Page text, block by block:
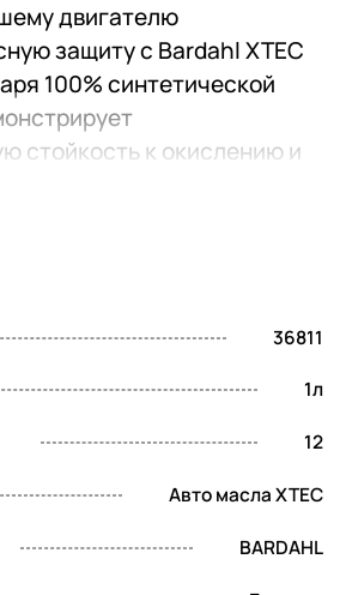
двигателю
защиту с Bardahl XTEC
100% синтетической
стойкость к окислению и
аналогов. Это
качества смазки.
ваш
с маслом
36811
1л
12
Авто масла XTEC
BARDAHL